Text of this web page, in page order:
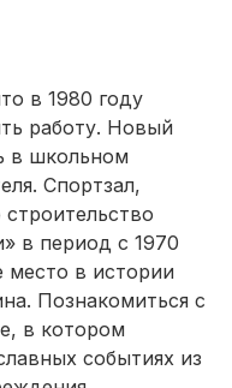
в 1980 году
работу. Новый
в школьном
Спортзал,
в период с 1970
место в истории
Познакомиться с
в котором
событиях из